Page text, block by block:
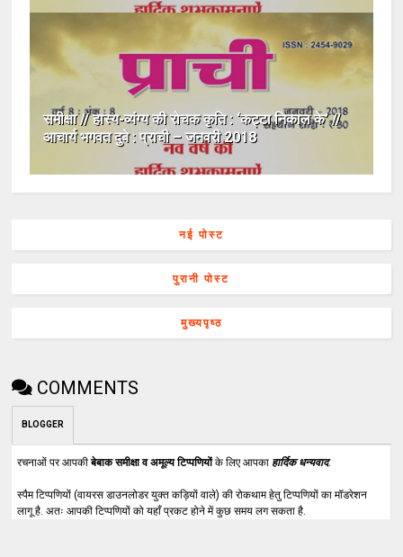
समीक्षा // हास्य-व्यंग्य की रोचक कृति : ‘कट्टा निकाल के’ //
आचार्य भगवत दुबे : प्राची – जनवरी 2018
नई पोस्ट
पुरानी पोस्ट
मुख्यपृष्ठ
COMMENTS
BLOGGER
रचनाओं पर आपकीबेबाक समीक्षा व अमूल्य टिप्पणियोंके लिए आपका हार्दिक धन्यवाद.
स्पैम टिप्पणियों (वायरस डाउनलोडर युक्त कड़ियों वाले) की रोकथाम हेतु टिप्पणियों का मॉडरेशन
लागू है. अतः आपकी टिप्पणियों को यहाँ प्रकट होने में कुछ समय लग सकता है.